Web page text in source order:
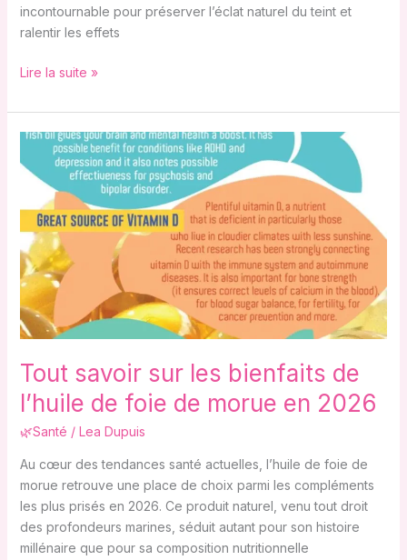
incontournable pour préserver l’éclat naturel du teint et
ralentir les effets
Lire la suite »
Tout savoir sur les bienfaits de
l’huile de foie de morue en 2026
🌿Santé / Lea Dupuis
Au cœur des tendances santé actuelles, l’huile de foie de
morue retrouve une place de choix parmi les compléments
les plus prisés en 2026. Ce produit naturel, venu tout droit
des profondeurs marines, séduit autant pour son histoire
millénaire que pour sa composition nutritionnelle
Tout
savoir
sur
bienfaits
de
l’huile
de
foie
de
en
2026